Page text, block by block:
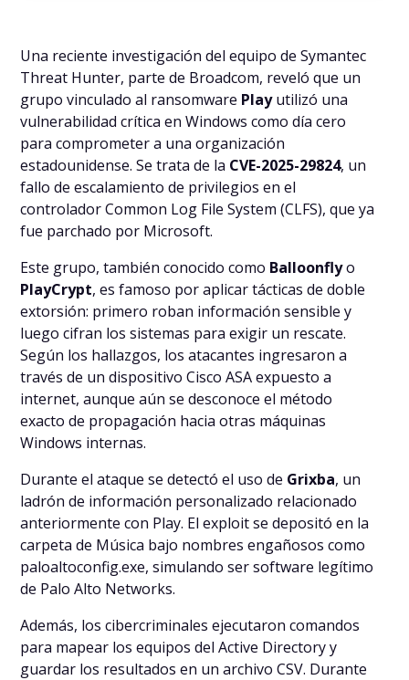
Una reciente investigación del equipo de Symantec
Threat Hunter, parte de Broadcom, reveló que un
grupo vinculado al ransomware Playutilizó una
vulnerabilidad crítica en Windows como día cero
para comprometer a una organización
estadounidense. Se trata de la CVE-2025-29824, un
fallo de escalamiento de privilegios en el
controlador Common Log File System (CLFS), que ya
fue parchado por Microsoft.
Este grupo, también conocido como Balloonflyo
PlayCrypt, es famoso por aplicar tácticas de doble
extorsión: primero roban información sensible y
luego cifran los sistemas para exigir un rescate.
Según los hallazgos, los atacantes ingresaron a
través de un dispositivo Cisco ASA expuesto a
internet, aunque aún se desconoce el método
exacto de propagación hacia otras máquinas
Windows internas.
Durante el ataque se detectó el uso de Grixba, un
ladrón de información personalizado relacionado
anteriormente con Play. El exploit se depositó en la
carpeta de Música bajo nombres engañosos como
paloaltoconfig.exe, simulando ser software legítimo
de Palo Alto Networks.
Además, los cibercriminales ejecutaron comandos
para mapear los equipos del Active Directory y
guardar los resultados en un archivo CSV. Durante